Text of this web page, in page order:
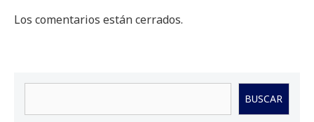
Los comentarios están cerrados.
BUSCAR